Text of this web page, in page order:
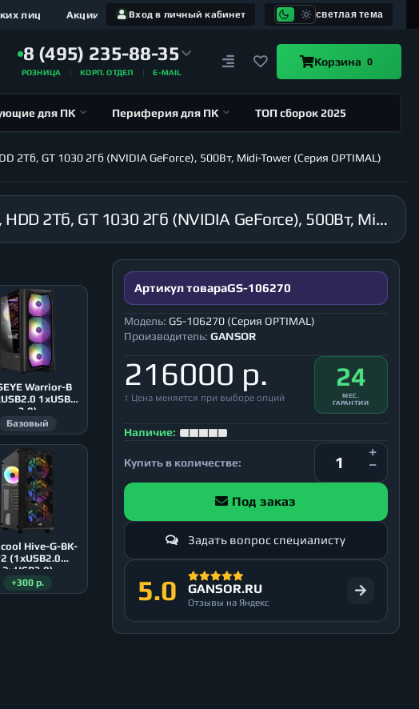
Вход в личный кабинет светлая тема
лиц Акции
8 (495) 235-88-35
РОЗНИЦА КОРП. ОТДЕЛ E-MAIL
Корзина 0
для ПК Периферия для ПК ТОП сборок 2025
2Тб, GT 1030 2Гб (NVIDIA GeForce), 500Вт, Midi-Tower (Серия OPTIMAL)
Компьютер GANSOR-106270 Intel i9-10980XE 3.0 ГГц, X299, 64Гб 2666 МГц, SSD 1Тб, HDD 2Тб, GT 1030 2Гб (NVIDIA GeForce), 500Вт, Midi-Tower (Серия OPTIMAL)
Warrior-B
1xUSB
3.0)
Базовый
Hive-G-BK-
(1xUSB2.0
2xUSB3.0)
+300 р.
Артикул товараGS-106270
Модель: GS-106270 (Серия OPTIMAL)
Производитель: GANSOR
216000 р.
↕ Цена меняется при выборе опций
24
МЕС.
ГАРАНТИИ
Наличие:
Купить в количестве:
Под заказ
Задать вопрос специалисту
5.0 GANSOR.RU
Отзывы на Яндекс